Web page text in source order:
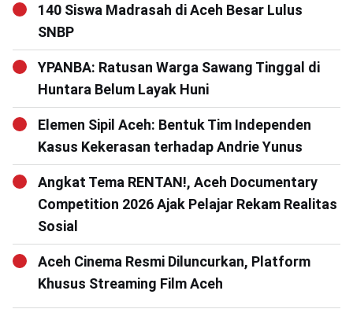
140 Siswa Madrasah di Aceh Besar Lulus
SNBP
YPANBA: Ratusan Warga Sawang Tinggal di
Huntara Belum Layak Huni
Elemen Sipil Aceh: Bentuk Tim Independen
Kasus Kekerasan terhadap Andrie Yunus
Angkat Tema RENTAN!, Aceh Documentary
Competition 2026 Ajak Pelajar Rekam Realitas
Sosial
Aceh Cinema Resmi Diluncurkan, Platform
Khusus Streaming Film Aceh